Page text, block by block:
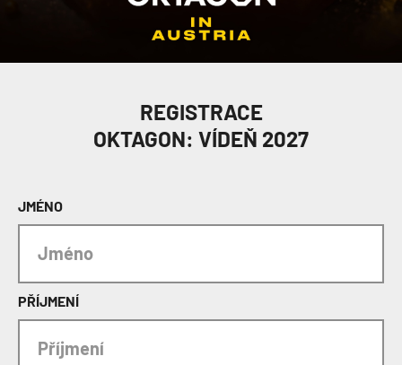
REGISTRACE
OKTAGON: VÍDEŇ 2027
JMÉNO
PŘÍJMENÍ